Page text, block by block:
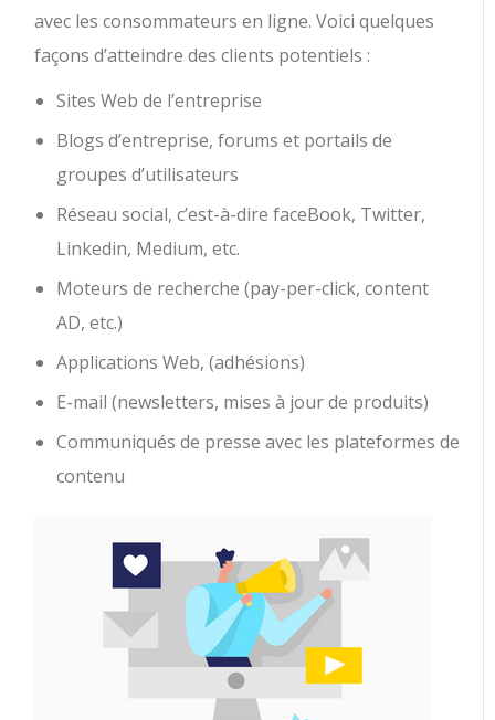
avec les consommateurs en ligne. Voici quelques
façons d’atteindre des clients potentiels :
Sites Web de l’entreprise
Blogs d’entreprise, forums et portails de
groupes d’utilisateurs
Réseau social, c’est-à-dire faceBook, Twitter,
Linkedin, Medium, etc.
Moteurs de recherche (pay-per-click, content
AD, etc.)
Applications Web, (adhésions)
E-mail (newsletters, mises à jour de produits)
Communiqués de presse avec les plateformes de
contenu